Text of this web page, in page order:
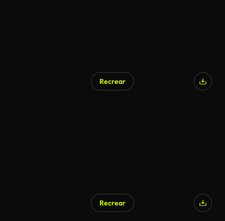
Recrear
Recrear